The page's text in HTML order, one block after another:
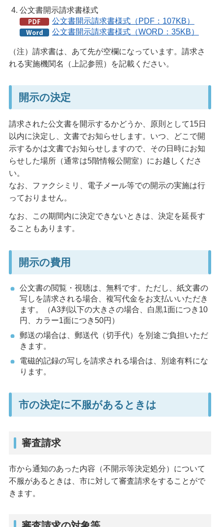
公文書開示請求書様式
公文書開示請求書様式（PDF：107KB）
公文書開示請求書様式（WORD：35KB）
（注）請求書は、あて先が空欄になっています。請求さ
れる実施機関名（上記参照）を記載ください。
開示の決定
請求された公文書を開示するかどうか、原則として15日
以内に決定し、文書でお知らせします。いつ、どこで開
示するかは文書でお知らせしますので、その日時にお知
らせした場所（通常は5階情報公開室）にお越しくださ
い。
なお、ファクシミリ、電子メール等での開示の実施は行
っておりません。
なお、この期間内に決定できないときは、決定を延長す
ることもあります。
開示の費用
公文書の閲覧・視聴は、無料です。ただし、紙文書の
写しを請求される場合、複写代金をお支払いいただき
ます。（A3判以下の大きさの場合、白黒1面につき10
円、カラー1面につき50円）
郵送の場合は、郵送代（切手代）を別途ご負担いただ
きます。
電磁的記録の写しを請求される場合は、別途有料にな
ります。
市の決定に不服があるときは
審査請求
市から通知のあった内容（不開示等決定処分）について
不服があるときは、市に対して審査請求をすることがで
きます。